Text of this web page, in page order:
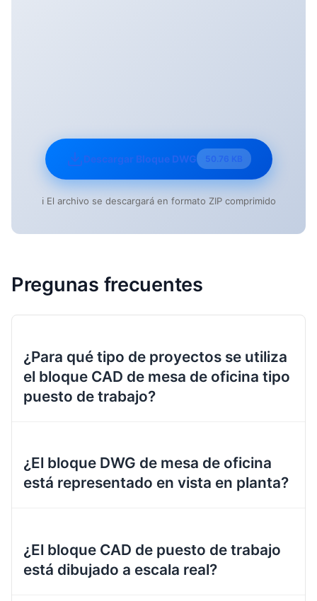
Descargar Bloque DWG 50.76 KB
ℹ️ El archivo se descargará en formato ZIP comprimido
Pregunas frecuentes
¿Para qué tipo de proyectos se utiliza
el bloque CAD de mesa de oficina tipo
puesto de trabajo?
¿El bloque DWG de mesa de oficina
está representado en vista en planta?
¿El bloque CAD de puesto de trabajo
está dibujado a escala real?